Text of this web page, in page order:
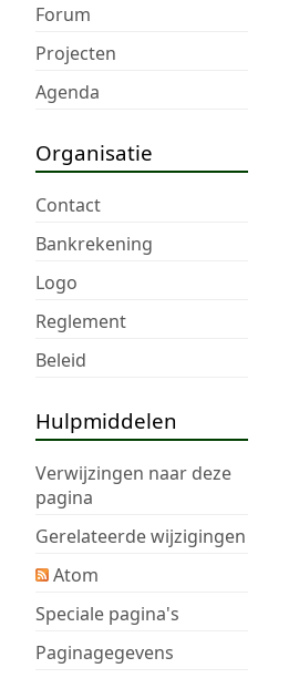
Forum
Projecten
Agenda
Organisatie
Contact
Bankrekening
Logo
Reglement
Beleid
Hulpmiddelen
Verwijzingen naar deze
pagina
Gerelateerde wijzigingen
Atom
Speciale pagina's
Paginagegevens